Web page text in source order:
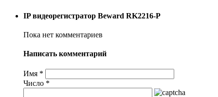
IP видеорегистратор Beward RK2216-P
Пока нет комментариев
Написать комментарий
Имя *
Число *